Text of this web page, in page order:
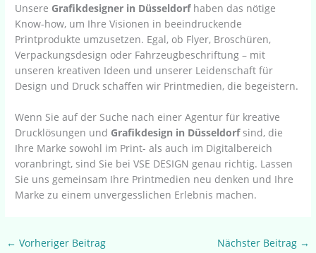
Unsere Grafikdesigner in Düsseldorfhaben das nötige
Know-how, um Ihre Visionen in beeindruckende
Printprodukte umzusetzen. Egal, ob Flyer, Broschüren,
Verpackungsdesign oder Fahrzeugbeschriftung – mit
unseren kreativen Ideen und unserer Leidenschaft für
Design und Druck schaffen wir Printmedien, die begeistern.
Wenn Sie auf der Suche nach einer Agentur für kreative
Drucklösungen und Grafikdesign in Düsseldorfsind, die
Ihre Marke sowohl im Print- als auch im Digitalbereich
voranbringt, sind Sie bei VSE DESIGN genau richtig. Lassen
Sie uns gemeinsam Ihre Printmedien neu denken und Ihre
Marke zu einem unvergesslichen Erlebnis machen.
← Vorheriger Beitrag Nächster Beitrag →